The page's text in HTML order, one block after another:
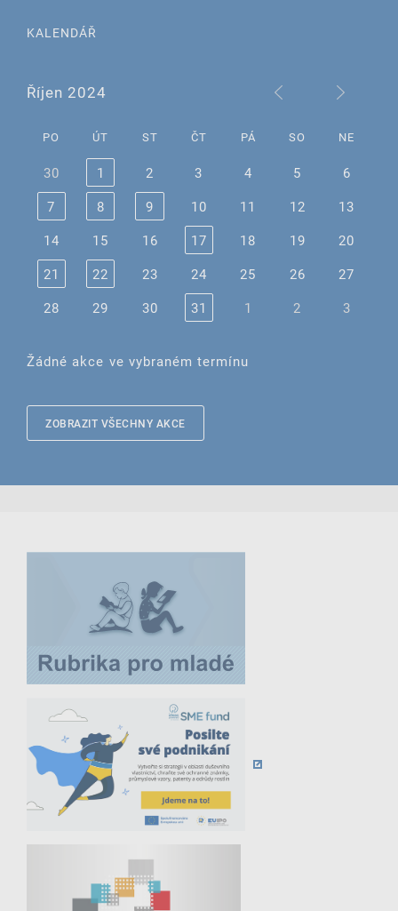
KALENDÁŘ
Říjen 2024
PO ÚT ST ČT PÁ SO NE
30 1 2 3 4 5
6
7
8 9 10 11 12
13
14
15 16 17 18 19
20
21
22 23 24 25 26
27
28
29 30 31 1 2 3
Žádné akce ve vybraném termínu
ZOBRAZIT VŠECHNY AKCE